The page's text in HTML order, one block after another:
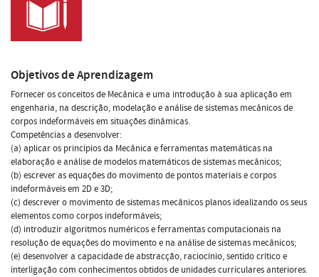
Objetivos de Aprendizagem
Fornecer os conceitos de Mecânica e uma introdução à sua aplicação em
engenharia, na descrição, modelação e análise de sistemas mecânicos de
corpos indeformáveis em situações dinâmicas.
Competências a desenvolver:
(a) aplicar os princípios da Mecânica e ferramentas matemáticas na
elaboração e análise de modelos matemáticos de sistemas mecânicos;
(b) escrever as equações do movimento de pontos materiais e corpos
indeformáveis em 2D e 3D;
(c) descrever o movimento de sistemas mecânicos planos idealizando os seus
elementos como corpos indeformáveis;
(d) introduzir algoritmos numéricos e ferramentas computacionais na
resolução de equações do movimento e na análise de sistemas mecânicos;
(e) desenvolver a capacidade de abstracção, raciocínio, sentido crítico e
interligação com conhecimentos obtidos de unidades curriculares anteriores.